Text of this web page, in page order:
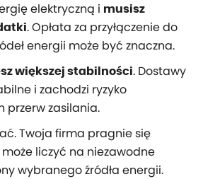
elektryczną i musisz
. Opłata za przyłączenie do
energii może być znaczna.
większej stabilności. Dostawy
i zachodzi ryzyko
przerw zasilania.
Twoja firma pragnie się
liczyć na niezawodne
wybranego źródła energii.